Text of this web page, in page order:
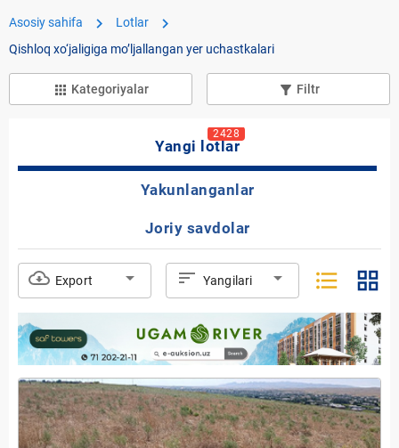
Asosiy sahifa chevron_right Lotlar chevron_right
Qishloq xo‘jaligiga moʼljallangan yer uchastkalari
apps Kategoriyalar filter_list_alt Filtr
Yangi lotlar
2428
Yakunlanganlar
Joriy savdolar
cloud_download Export arrow_drop_down sort Yangilari arrow_drop_down format_list_bulleted grid_view